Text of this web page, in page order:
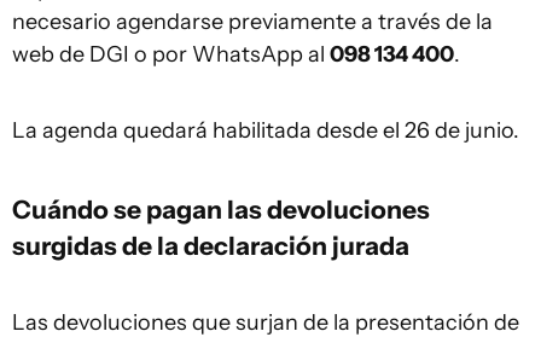
necesario agendarse previamente a través de la
web de DGI o por WhatsApp al 098 134 400.
La agenda quedará habilitada desde el 26 de junio.
Cuándo se pagan las devoluciones
surgidas de la declaración jurada
Las devoluciones que surjan de la presentación de